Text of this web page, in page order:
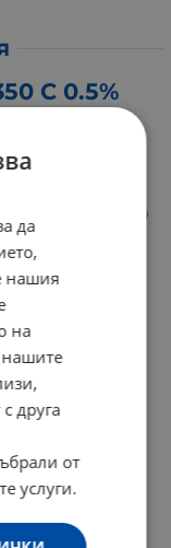
С 0.5%
който не
от
A.D.S.®
на
дни.
далеч от
употреба.
да
нашия
на
нашите
друга
от
услуги.